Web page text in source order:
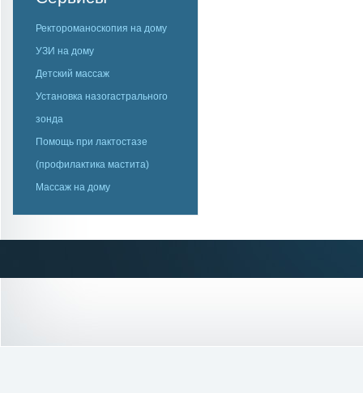
Ректороманоскопия на дому
УЗИ на дому
Детский массаж
Установка назогастрального
зонда
Помощь при лактостазе
(профилактика мастита)
Массаж на дому